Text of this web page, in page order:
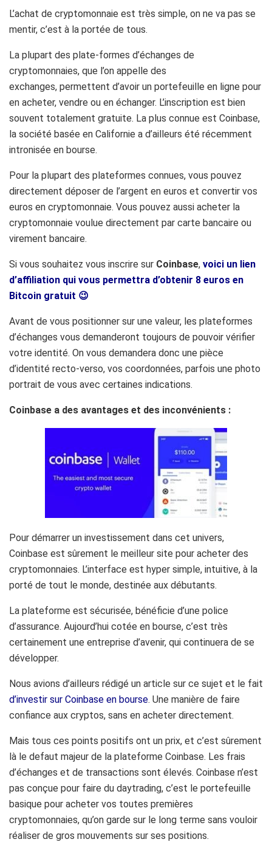
L’achat de cryptomonnaie est très simple, on ne va pas se
mentir, c’est à la portée de tous.
La plupart des plate-formes d’échanges de
cryptomonnaies, que l’on appelle des
exchanges, permettent d’avoir un portefeuille en ligne pour
en acheter, vendre ou en échanger. L’inscription est bien
souvent totalement gratuite. La plus connue est Coinbase,
la société basée en Californie a d’ailleurs été récemment
intronisée en bourse.
Pour la plupart des plateformes connues, vous pouvez
directement déposer de l’argent en euros et convertir vos
euros en cryptomonnaie. Vous pouvez aussi acheter la
cryptomonnaie voulue directement par carte bancaire ou
virement bancaire.
Si vous souhaitez vous inscrire sur Coinbase, voici un lien
d’affiliation qui vous permettra d’obtenir 8 euros en
Bitcoin gratuit 😉
Avant de vous positionner sur une valeur, les plateformes
d’échanges vous demanderont toujours de pouvoir vérifier
votre identité. On vous demandera donc une pièce
d’identité recto-verso, vos coordonnées, parfois une photo
portrait de vous avec certaines indications.
Coinbase a des avantages et des inconvénients :
Pour démarrer un investissement dans cet univers,
Coinbase est sûrement le meilleur site pour acheter des
cryptomonnaies. L’interface est hyper simple, intuitive, à la
porté de tout le monde, destinée aux débutants.
La plateforme est sécurisée, bénéficie d’une police
d’assurance. Aujourd’hui cotée en bourse, c’est très
certainement une entreprise d’avenir, qui continuera de se
développer.
Nous avions d’ailleurs rédigé un article sur ce sujet et le fait
d’investir sur Coinbase en bourse. Une manière de faire
confiance aux cryptos, sans en acheter directement.
Mais tous ces points positifs ont un prix, et c’est sûrement
là le defaut majeur de la plateforme Coinbase. Les frais
d’échanges et de transactions sont élevés. Coinbase n’est
pas conçue pour faire du daytrading, c’est le portefeuille
basique pour acheter vos toutes premières
cryptomonnaies, qu’on garde sur le long terme sans vouloir
réaliser de gros mouvements sur ses positions.